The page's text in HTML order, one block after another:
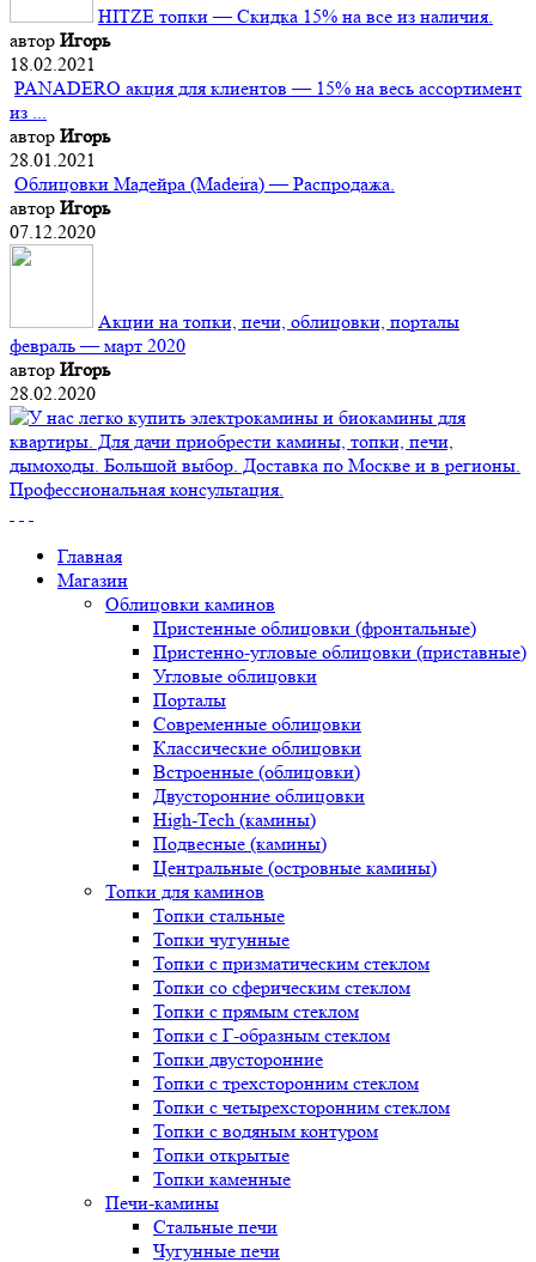
HITZE топки — Скидка 15% на все из наличия.
автор Игорь
18.02.2021
PANADERO акция для клиентов — 15% на весь ассортимент
из ...
автор Игорь
28.01.2021
Облицовки Мадейра (Мadeira) — Распродажа.
автор Игорь
07.12.2020
Акции на топки, печи, облицовки, порталы
февраль — март 2020
автор Игорь
28.02.2020
Главная
Магазин
Облицовки каминов
Пристенные облицовки (фронтальные)
Пристенно-угловые облицовки (приставные)
Угловые облицовки
Порталы
Современные облицовки
Классические облицовки
Встроенные (облицовки)
Двусторонние облицовки
High-Tech (камины)
Подвесные (камины)
Центральные (островные камины)
Топки для каминов
Топки стальные
Топки чугунные
Топки с призматическим стеклом
Топки со сферическим стеклом
Топки с прямым стеклом
Топки с Г-образным стеклом
Топки двусторонние
Топки с трехсторонним стеклом
Топки с четырехсторонним стеклом
Топки с водяным контуром
Топки открытые
Топки каменные
Печи-камины
Стальные печи
Чугунные печи